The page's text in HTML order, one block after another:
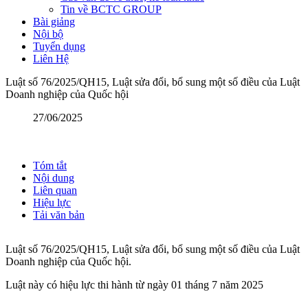
Tin về BCTC GROUP
Bài giảng
Nội bộ
Tuyển dụng
Liên Hệ
Luật số 76/2025/QH15, Luật sửa đổi, bổ sung một số điều của Luật
Doanh nghiệp của Quốc hội
27/06/2025
Tóm tắt
Nội dung
Liên quan
Hiệu lực
Tải văn bản
Luật số 76/2025/QH15, Luật sửa đổi, bổ sung một số điều của Luật
Doanh nghiệp của Quốc hội.
Luật này có hiệu lực thi hành từ ngày 01 tháng 7 năm 2025